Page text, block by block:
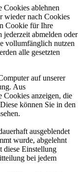
Cookies ablehnen
wieder nach Cookies
Cookie für Ihre
jederzeit abmelden oder
vollumfänglich nutzen
alle gesetzten
auf unserer
Aus
Cookies anzeigen, die
können Sie in den
ausgeblendet
wurde, abgelehnt
diese Einstellung
bei jedem